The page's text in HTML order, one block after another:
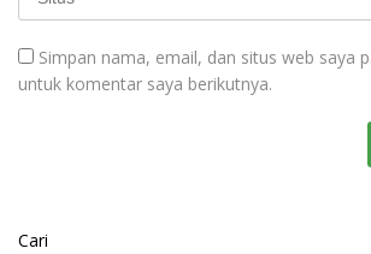
Simpan nama, email, dan situs web saya
untuk komentar saya berikutnya.
Cari